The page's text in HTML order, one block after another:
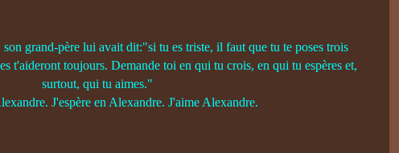
grand-père lui avait dit:"si tu es triste, il faut que tu te poses trois
t'aideront toujours. Demande toi en qui tu crois, en qui tu espères et,
surtout, qui tu aimes."
J'espère en Alexandre. J'aime Alexandre.